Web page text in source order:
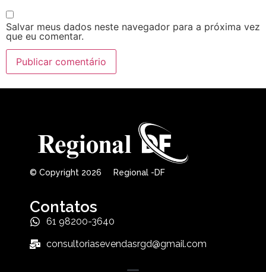
Salvar meus dados neste navegador para a próxima vez
que eu comentar.
© Copyright 2026 Regional -DF
Contatos
61 98200-3640
consultoriasevendasrgd@gmail.com